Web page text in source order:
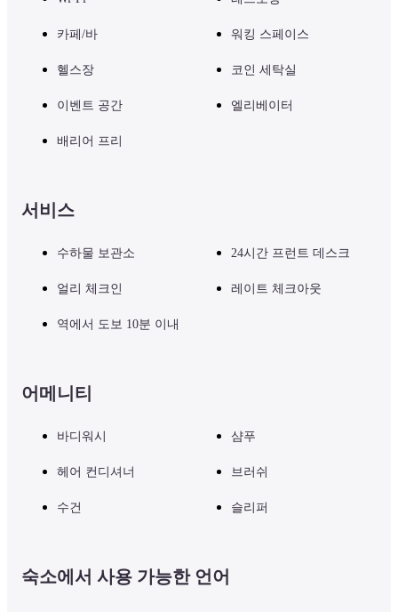
카페/바 워킹 스페이스
헬스장 코인 세탁실
이벤트 공간 엘리베이터
배리어 프리
서비스
수하물 보관소 24시간 프런트 데스크
얼리 체크인 레이트 체크아웃
역에서 도보 10분 이내
어메니티
바디워시 샴푸
헤어 컨디셔너 브러쉬
수건 슬리퍼
숙소에서 사용 가능한 언어